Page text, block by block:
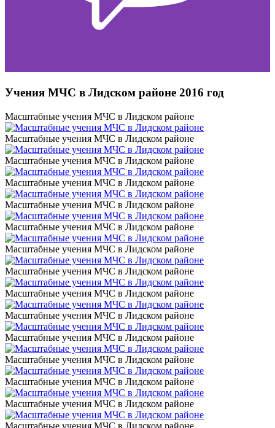
Учения МЧС в Лидском районе 2016 год
Масштабные учения МЧС в Лидском районе
Масштабные учения МЧС в Лидском районе
Масштабные учения МЧС в Лидском районе
Масштабные учения МЧС в Лидском районе
Масштабные учения МЧС в Лидском районе
Масштабные учения МЧС в Лидском районе
Масштабные учения МЧС в Лидском районе
Масштабные учения МЧС в Лидском районе
Масштабные учения МЧС в Лидском районе
Масштабные учения МЧС в Лидском районе
Масштабные учения МЧС в Лидском районе
Масштабные учения МЧС в Лидском районе
Масштабные учения МЧС в Лидском районе
Масштабные учения МЧС в Лидском районе
Масштабные учения МЧС в Лидском районе